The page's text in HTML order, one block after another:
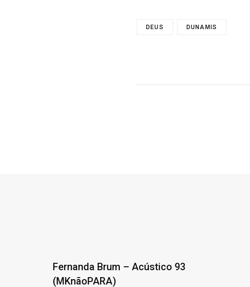
DEUS DUNAMIS
Fernanda Brum – Acústico 93
(MKnãoPARA)